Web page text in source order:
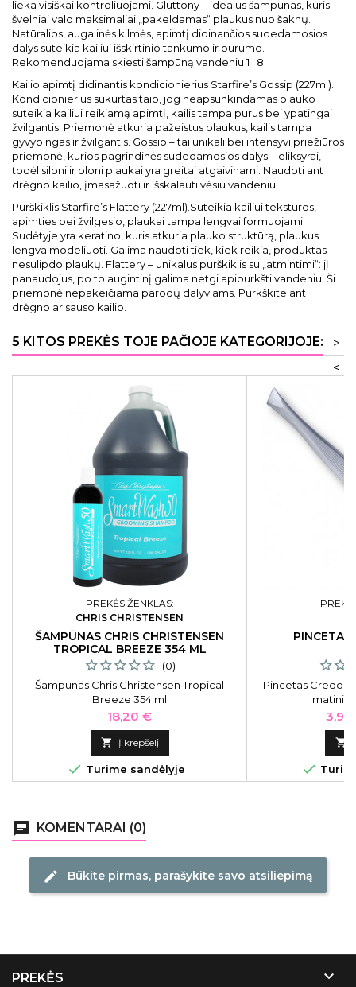
lieka visiškai kontroliuojami. Gluttony – idealus šampūnas, kuris
švelniai valo maksimaliai „pakeldamas“ plaukus nuo šaknų.
Natūralios, augalinės kilmės, apimtį didinančios sudedamosios
dalys suteikia kailiui išskirtinio tankumo ir purumo.
Rekomenduojama skiesti šampūną vandeniu 1 : 8.
Kailio apimtį didinantis kondicionierius Starfire’s Gossip (227ml).
Kondicionierius sukurtas taip, jog neapsunkindamas plauko
suteikia kailiui reikiamą apimtį, kailis tampa purus bei ypatingai
žvilgantis. Priemonė atkuria pažeistus plaukus, kailis tampa
gyvybingas ir žvilgantis. Gossip – tai unikali bei intensyvi priežiūros
priemonė, kurios pagrindinės sudedamosios dalys – eliksyrai,
todėl silpni ir ploni plaukai yra greitai atgaivinami. Naudoti ant
drėgno kailio, įmasažuoti ir išskalauti vėsiu vandeniu.
Purškiklis Starfire’s Flattery (227ml).Suteikia kailiui tekstūros,
apimties bei žvilgesio, plaukai tampa lengvai formuojami.
Sudėtyje yra keratino, kuris atkuria plauko struktūrą, plaukus
lengva modeliuoti. Galima naudoti tiek, kiek reikia, produktas
nesulipdo plaukų. Flattery – unikalus purškiklis su „atmintimi“: jį
panaudojus, po to augintinį galima netgi apipurkšti vandeniu! Ši
priemonė nepakeičiama parodų dalyviams. Purkškite ant
drėgno ar sauso kailio.
5 KITOS PREKĖS TOJE PAČIOJE KATEGORIJOJE:
>
<
PREKĖS ŽENKLAS:
CHRIS CHRISTENSEN
ŠAMPŪNAS CHRIS CHRISTENSEN
TROPICAL BREEZE 354 ML
(0)
Šampūnas Chris Christensen Tropical
Breeze 354 ml
Kaina
18,20 €
 Į krepšelį
 Turime sandėlyje
PINCETAS
Pincetas Credo
matinis,
3,96


chat KOMENTARAI (0)
edit Būkite pirmas, parašykite savo atsiliepimą
PREKĖS 